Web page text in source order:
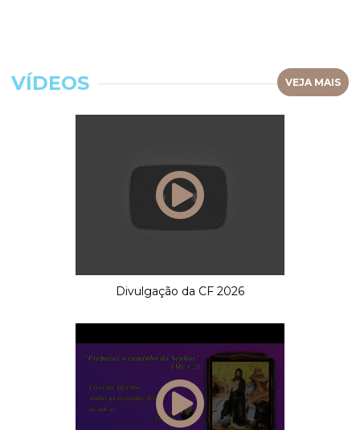
VÍDEOS VEJA MAIS
Divulgação da CF 2026